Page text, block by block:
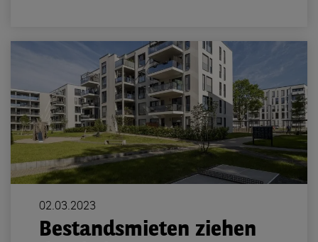
02.03.2023
Bestandsmieten ziehen